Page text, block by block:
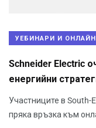
УЕБИНАРИ И
Schneider Electric
енергийни
Участниците в South-
пряка връзка към